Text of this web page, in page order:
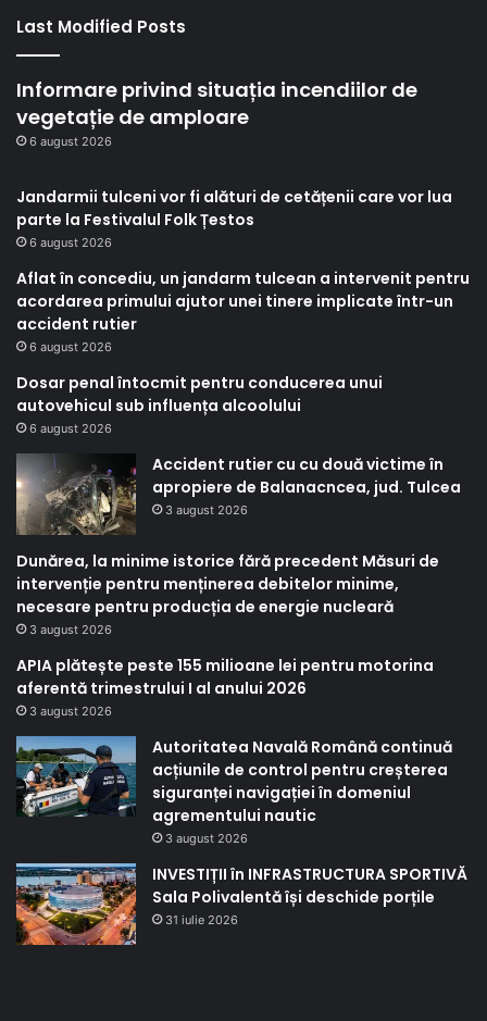
Last Modified Posts
Informare privind situația incendiilor de
vegetație de amploare
6 august 2026
Jandarmii tulceni vor fi alături de cetățenii care vor lua
parte la Festivalul Folk Țestos
6 august 2026
Aflat în concediu, un jandarm tulcean a intervenit pentru
acordarea primului ajutor unei tinere implicate într-un
accident rutier
6 august 2026
Dosar penal întocmit pentru conducerea unui
autovehicul sub influența alcoolului
6 august 2026
Accident rutier cu cu două victime în
apropiere de Balanacncea, jud. Tulcea
3 august 2026
Dunărea, la minime istorice fără precedent Măsuri de
intervenție pentru menținerea debitelor minime,
necesare pentru producția de energie nucleară
3 august 2026
APIA plătește peste 155 milioane lei pentru motorina
aferentă trimestrului I al anului 2026
3 august 2026
Autoritatea Navală Română continuă
acțiunile de control pentru creșterea
siguranței navigației în domeniul
agrementului nautic
3 august 2026
INVESTIȚII în INFRASTRUCTURA SPORTIVĂ
Sala Polivalentă își deschide porțile
31 iulie 2026